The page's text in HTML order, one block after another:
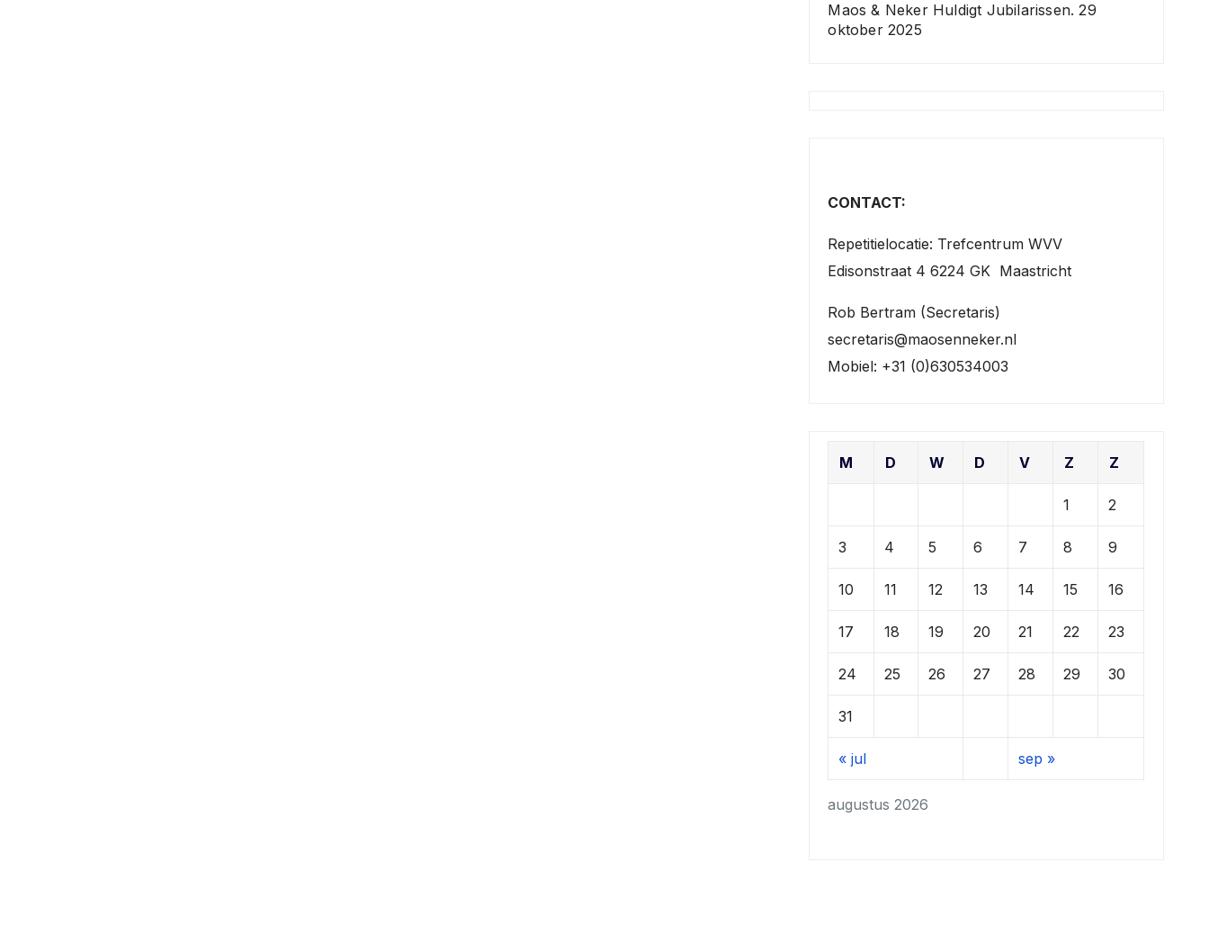
Maos & Neker Huldigt Jubilarissen. 29
oktober 2025
CONTACT:
Repetitielocatie: Trefcentrum WVV
Edisonstraat 4 6224 GK Maastricht
Rob Bertram (Secretaris)
secretaris@maosenneker.nl
Mobiel: +31 (0)630534003
augustus 2026
M D W D V Z Z
1 2
3 4 5 6 7 8 9
10 11 12 13 14 15 16
17 18 19 20 21 22 23
24 25 26 27 28 29 30
31
« jul sep »